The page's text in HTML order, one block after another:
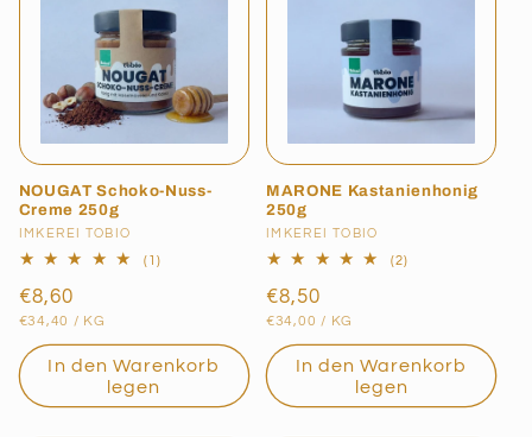
NOUGAT Schoko-Nuss-
Creme 250g
Anbieter:
IMKEREI TOBIO
(1)1
Normaler
Preis
€8,60
GRUNDPREIS
€34,40 / PRO
KG
In den Warenkorb
legen
MARONE Kastanienhonig
250g
Anbieter:
IMKEREI TOBIO
(2)2
Normaler
Preis
€8,50
GRUNDPREIS
€34,00 / PRO
KG
In den Warenkorb
legen